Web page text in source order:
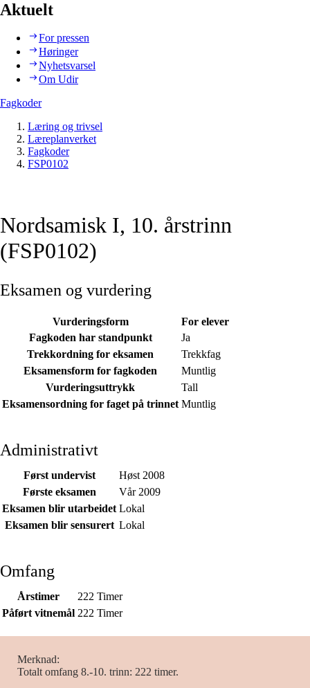
Aktuelt
For pressen
Høringer
Nyhetsvarsel
Om Udir
Fagkoder
Læring og trivsel
Læreplanverket
Fagkoder
FSP0102
Nordsamisk I, 10. årstrinn
(FSP0102)
Eksamen og vurdering
Vurderingsform
For elever
Fagkoden har standpunkt
Ja
Trekkordning for eksamen
Trekkfag
Eksamensform for fagkoden
Muntlig
Vurderingsuttrykk
Tall
Eksamensordning for faget på trinnet Muntlig
Administrativt
Først undervist
Høst 2008
Første eksamen
Vår 2009
Eksamen blir utarbeidet Lokal
Eksamen blir sensurert Lokal
Omfang
Årstimer
222 Timer
Påført vitnemål 222 Timer
Merknad
Totalt omfang 8.-10. trinn: 222 timer.